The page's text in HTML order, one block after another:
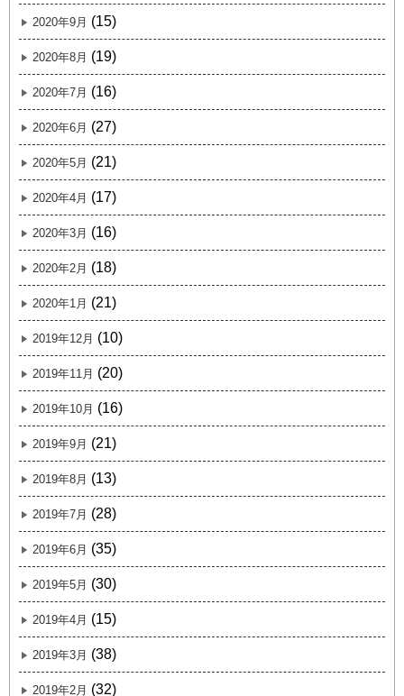
2020年9月 (15)
2020年8月 (19)
2020年7月 (16)
2020年6月 (27)
2020年5月 (21)
2020年4月 (17)
2020年3月 (16)
2020年2月 (18)
2020年1月 (21)
2019年12月 (10)
2019年11月 (20)
2019年10月 (16)
2019年9月 (21)
2019年8月 (13)
2019年7月 (28)
2019年6月 (35)
2019年5月 (30)
2019年4月 (15)
2019年3月 (38)
2019年2月 (32)